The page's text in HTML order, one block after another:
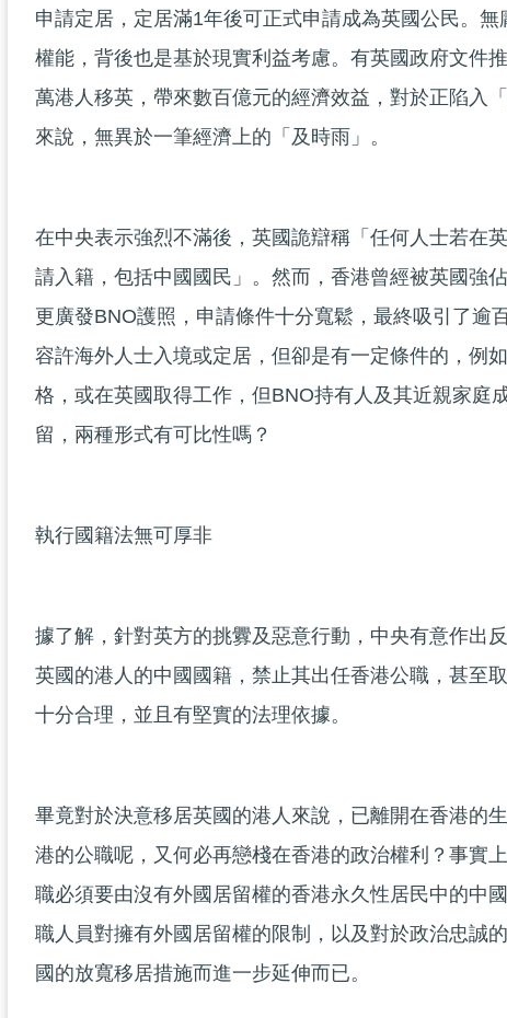
申請定居，定居滿1年後可正式申請成為英國公民。
權能，背後也是基於現實利益考慮。有英國政府文件
萬港人移英，帶來數百億元的經濟效益，對於正陷入
來說，無異於一筆經濟上的「及時雨」。
在中央表示強烈不滿後，英國詭辯稱「任何人士若在
請入籍，包括中國國民」。然而，香港曾經被英國強
更廣發BNO護照，申請條件十分寬鬆，最終吸引了逾
容許海外人士入境或定居，但卻是有一定條件的，例
格，或在英國取得工作，但BNO持有人及其近親家庭
留，兩種形式有可比性嗎？
執行國籍法無可厚非
據了解，針對英方的挑釁及惡意行動，中央有意作出
英國的港人的中國國籍，禁止其出任香港公職，甚至
十分合理，並且有堅實的法理依據。
畢竟對於決意移居英國的港人來說，已離開在香港的
港的公職呢，又何必再戀棧在香港的政治權利？事實
職必須要由沒有外國居留權的香港永久性居民中的中
職人員對擁有外國居留權的限制，以及對於政治忠誠
國的放寬移居措施而進一步延伸而已。